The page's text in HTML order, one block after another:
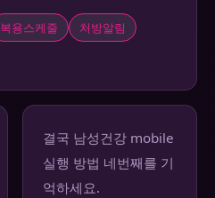
복용스케줄
처방알림
결국 남성건강 mobile
실행 방법 네번째를 기
억하세요.